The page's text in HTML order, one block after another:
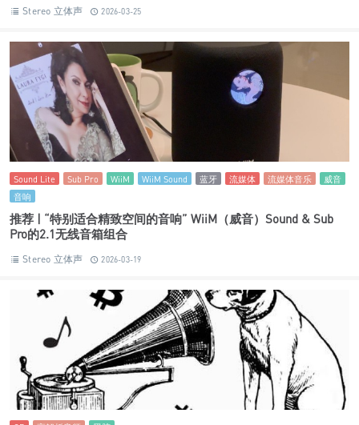
Stereo 立体声 2026-03-25
Sound Lite Sub Pro WiiM WiiM Sound 蓝牙 流媒体 流媒体音乐
威音
音响
推荐 | “特别适合精致空间的音响” WiiM（威音）Sound & Sub
Pro的2.1无线音箱组合
Stereo 立体声 2026-03-19